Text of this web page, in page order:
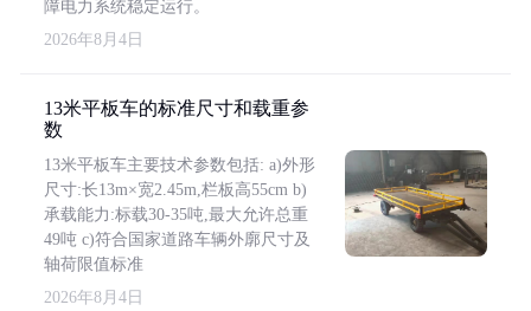
障电力系统稳定运行。
2026年8月4日
13米平板车的标准尺寸和载重参
数
13米平板车主要技术参数包括: a)外形
尺寸:长13m×宽2.45m,栏板高55cm b)
承载能力:标载30-35吨,最大允许总重
49吨 c)符合国家道路车辆外廓尺寸及
轴荷限值标准
2026年8月4日